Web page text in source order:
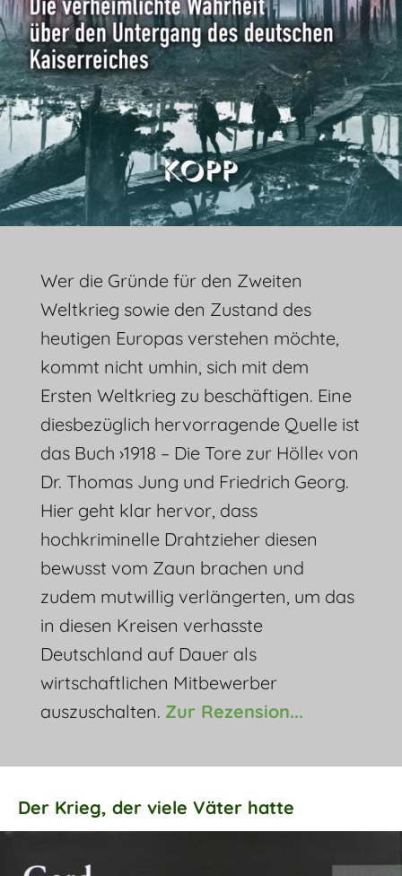
Wer die Gründe für den Zweiten
Weltkrieg sowie den Zustand des
heutigen Europas verstehen möchte,
kommt nicht umhin, sich mit dem
Ersten Weltkrieg zu beschäftigen. Eine
diesbezüglich hervorragende Quelle ist
das Buch ›1918 – Die Tore zur Hölle‹ von
Dr. Thomas Jung und Friedrich Georg.
Hier geht klar hervor, dass
hochkriminelle Drahtzieher diesen
bewusst vom Zaun brachen und
zudem mutwillig verlängerten, um das
in diesen Kreisen verhasste
Deutschland auf Dauer als
wirtschaftlichen Mitbewerber
auszuschalten. Zur Rezension...
Der Krieg, der viele Väter hatte